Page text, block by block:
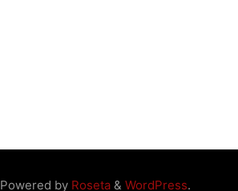
Powered byRoseta& WordPress.